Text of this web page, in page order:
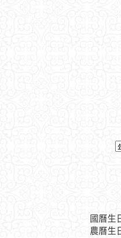
國曆生
農曆生